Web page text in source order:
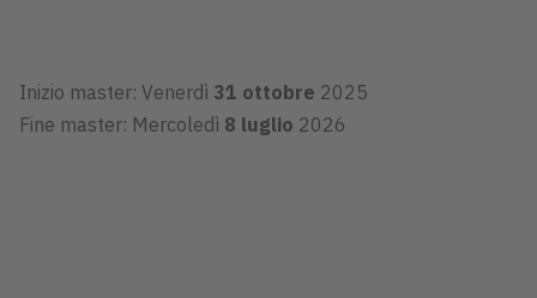
Inizio master: Venerdì 31 ottobre 2025
Fine master: Mercoledì 8 luglio 2026